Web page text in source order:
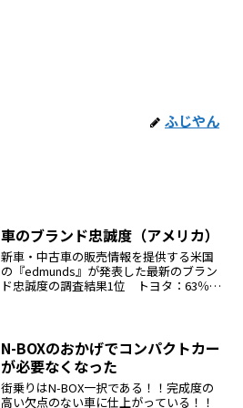
ふじやん
車のブランド忠誠度（アメリカ）
新車・中古車の販売情報を提供する米国
の『edmunds』が発表した最新のブラン
ド忠誠度の調査結果1位 トヨタ：63％2
選...
N-BOXのおかげでコンパクトカー
が必要なくなった
街乗りはN-BOX一択である！！完成度の
高い欠点のない車に仕上がっている！！